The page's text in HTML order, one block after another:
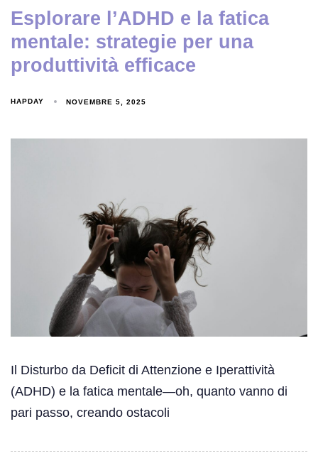
Esplorare l’ADHD e la fatica
mentale: strategie per una
produttività efficace
HAPDAY NOVEMBRE 5, 2025
Il Disturbo da Deficit di Attenzione e Iperattività
(ADHD) e la fatica mentale—oh, quanto vanno di
pari passo, creando ostacoli